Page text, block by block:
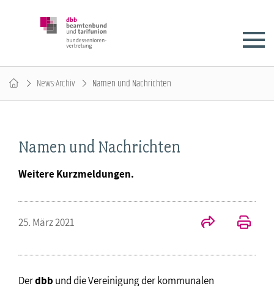
News-Archiv Namen und Nachrichten
Namen und Nachrichten
Weitere Kurzmeldungen.
25. März 2021
Derdbb und die Vereinigung der kommunalen